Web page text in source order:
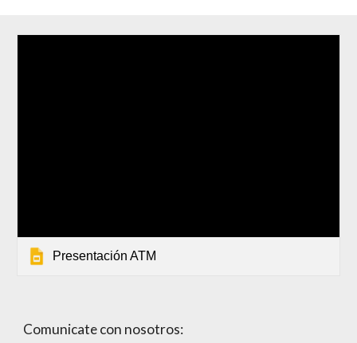
Presentación ATM
Comunicate con nosotros: